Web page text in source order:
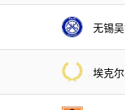
无锡
埃克